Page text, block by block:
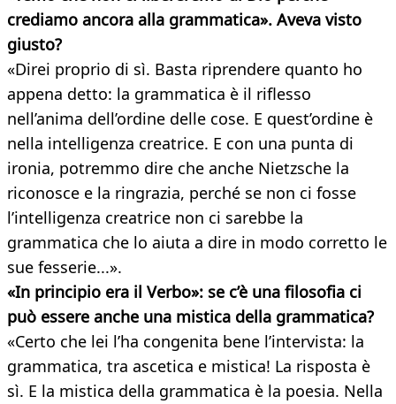
crediamo ancora alla grammatica». Aveva visto
giusto?
«Direi proprio di sì. Basta riprendere quanto ho
appena detto: la grammatica è il riflesso
nell’anima dell’ordine delle cose. E quest’ordine è
nella intelligenza creatrice. E con una punta di
ironia, potremmo dire che anche Nietzsche la
riconosce e la ringrazia, perché se non ci fosse
l’intelligenza creatrice non ci sarebbe la
grammatica che lo aiuta a dire in modo corretto le
sue fesserie...».
«In principio era il Verbo»: se c’è una filosofia ci
può essere anche una mistica della grammatica?
«Certo che lei l’ha congenita bene l’intervista: la
grammatica, tra ascetica e mistica! La risposta è
sì. E la mistica della grammatica è la poesia. Nella